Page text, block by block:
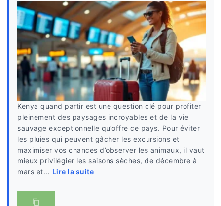
Kenya quand partir est une question clé pour profiter
pleinement des paysages incroyables et de la vie
sauvage exceptionnelle qu’offre ce pays. Pour éviter
les pluies qui peuvent gâcher les excursions et
maximiser vos chances d’observer les animaux, il vaut
mieux privilégier les saisons sèches, de décembre à
mars et... Lire la suite